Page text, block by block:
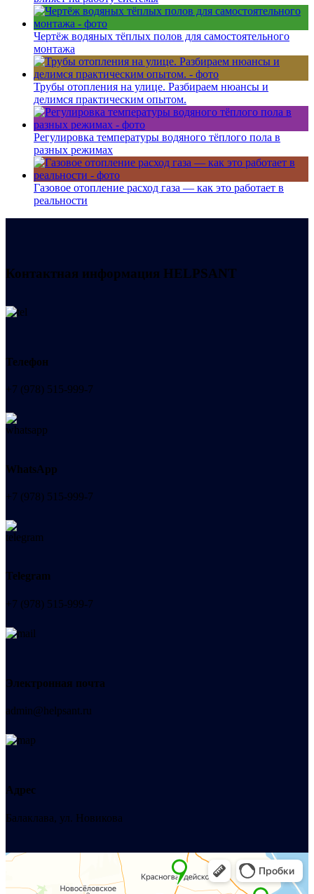
Чертёж водяных тёплых полов для самостоятельного
монтажа
Трубы отопления на улице. Разбираем нюансы и
делимся практическим опытом.
Регулировка температуры водяного тёплого пола в
разных режимах
Газовое отопление расход газа — как это работает в
реальности
Контактная информация HELPSANT
Телефон
+7 (978) 515-999-7
WhatsApp
+7 (978) 515-999-7
Telegram
+7 (978) 515-999-7
Электронная почта
admin@helpsant.ru
Адрес
Балаклава, ул. Новикова